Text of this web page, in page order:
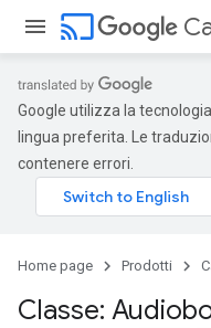
cast
Google utilizza la
lingua preferita. Le
contenere errori.
Home page Prodotti
Classe: